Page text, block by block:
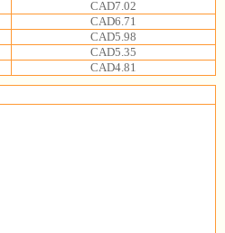
CAD7.02
CAD6.71
CAD5.98
CAD5.35
CAD4.81